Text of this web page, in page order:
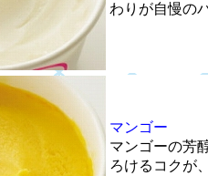
わりが自慢の
マンゴー
マンゴーの芳
ろけるコクが